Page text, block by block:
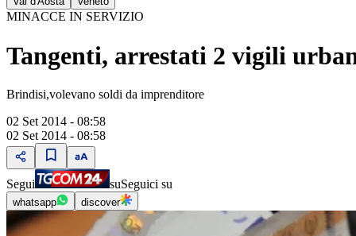
MINACCE IN SERVIZIO
Tangenti, arrestati 2 vigili
Brindisi,volevano soldi da imprenditore
02 Set 2014 - 08:58
02 Set 2014 - 08:58
Segui suSeguici su
whatsapp discover